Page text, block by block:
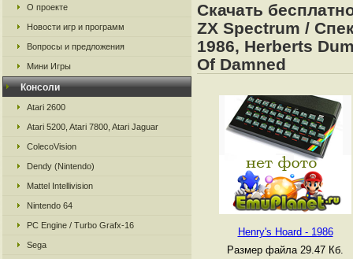
О проекте
Новости игр и программ
Вопросы и предложения
Мини Игры
Консоли
Atari 2600
Atari 5200, Atari 7800, Atari Jaguar
ColecoVision
Dendy (Nintendo)
Mattel Intellivision
Nintendo 64
PC Engine / Turbo Grafx-16
Sega
Скачать
ZX Spectrum /
1986, Herberts
Of Damned
Henry's Hoard - 1986
Размер файла 29.47 Кб.